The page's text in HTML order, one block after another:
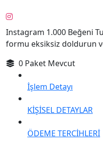
Instagram 1.000 Beğeni
formu eksiksiz doldurun
0 Paket Mevcut
İşlem Detayı
KİŞİSEL DETAYLAR
ÖDEME TERCİHLERİ